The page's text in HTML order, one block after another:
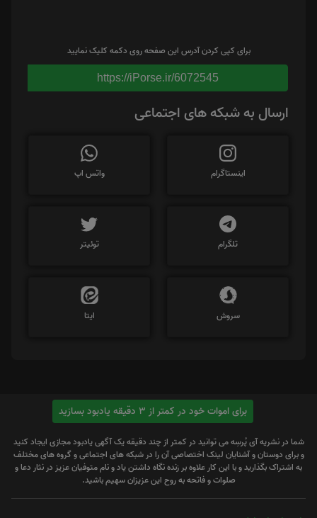
برای کپی کردن آدرس این صفحه روی دکمه کلیک نمایید
https://iPorse.ir/6072545
ارسال به شبکه های اجتماعی
اینستاگرام واتس اپ
تلگرام توئیتر
سروش ایتا
برای اموات خود در کمتر از 3 دقیقه یادبود بسازید
شما در نشریه آی پُرسِه می توانید در کمتر از چند دقیقه یک آگهی یادبود مجازی ایجاد کنید
و برای دوستان و آشنایان لینک اختصاصی آن را در شبکه های اجتماعی و گروه های مختلف
به اشتراک بگذارید و با این کار علاوه بر زنده نگاه داشتن یاد و نام متوفیان عزیز در نثار دعا و
صلوات و فاتحه به روح این عزیزان سهیم باشید.